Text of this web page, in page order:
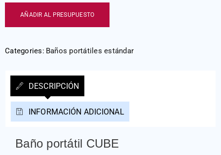
AÑADIR AL PRESUPUESTO
Categories: Baños portátiles estándar
DESCRIPCIÓN
INFORMACIÓN ADICIONAL
Baño portátil CUBE